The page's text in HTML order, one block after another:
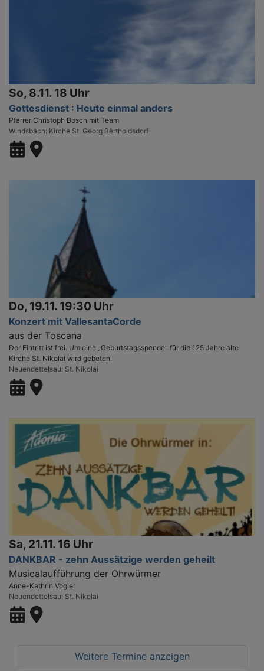
So, 8.11. 18 Uhr
Gottesdienst : Heute einmal anders
Pfarrer Christoph Bosch mit Team
Windsbach Kirche St. Georg Bertholdsdorf
Do, 19.11. 19:30 Uhr
Konzert mit VallesantaCorde
aus der Toscana
Der Eintritt ist frei. Um eine „Geburtstagsspende“ für die 125 Jahre alte
Kirche St. Nikolai wird gebeten.
Neuendettelsau St. Nikolai
Sa, 21.11. 16 Uhr
DANKBAR - zehn Aussätzige werden geheilt
Musicalaufführung der Ohrwürmer
Anne-Kathrin Vogler
Neuendettelsau St. Nikolai
Weitere Termine anzeigen